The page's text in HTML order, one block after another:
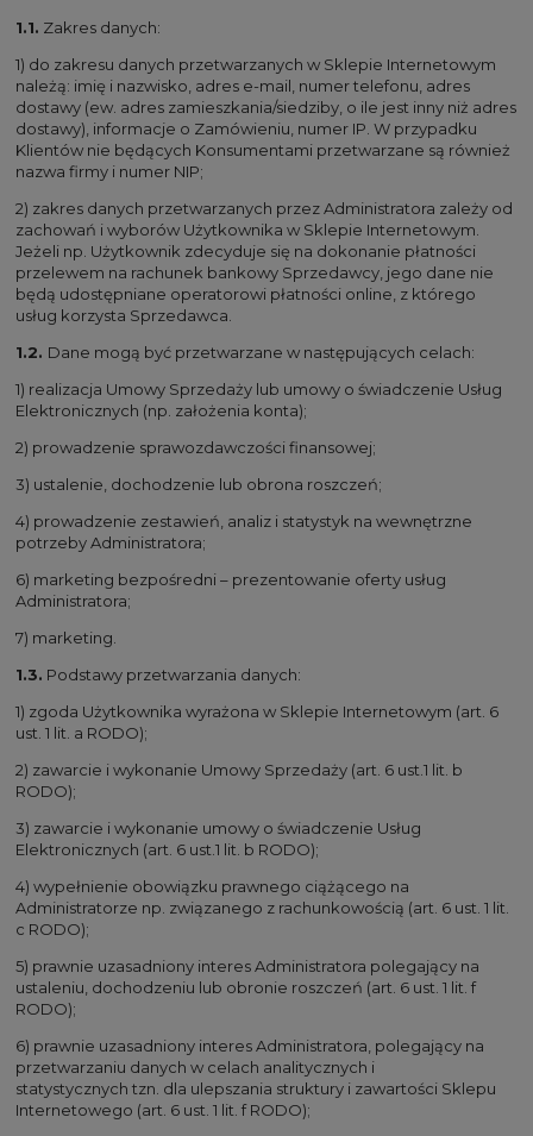
1.1. Zakres danych:
1) do zakresu danych przetwarzanych w Sklepie Internetowym
należą: imię i nazwisko, adres e-mail, numer telefonu, adres
dostawy (ew. adres zamieszkania/siedziby, o ile jest inny niż adres
dostawy), informacje o Zamówieniu, numer IP. W przypadku
Klientów nie będących Konsumentami przetwarzane są również
nazwa firmy i numer NIP;
2) zakres danych przetwarzanych przez Administratora zależy od
zachowań i wyborów Użytkownika w Sklepie Internetowym.
Jeżeli np. Użytkownik zdecyduje się na dokonanie płatności
przelewem na rachunek bankowy Sprzedawcy, jego dane nie
będą udostępniane operatorowi płatności online, z którego
usług korzysta Sprzedawca.
1.2. Dane mogą być przetwarzane w następujących celach:
1) realizacja Umowy Sprzedaży lub umowy o świadczenie Usług
Elektronicznych (np. założenia konta);
2) prowadzenie sprawozdawczości finansowej;
3) ustalenie, dochodzenie lub obrona roszczeń;
4) prowadzenie zestawień, analiz i statystyk na wewnętrzne
potrzeby Administratora;
6) marketing bezpośredni – prezentowanie oferty usług
Administratora;
7) marketing.
1.3. Podstawy przetwarzania danych:
1) zgoda Użytkownika wyrażona w Sklepie Internetowym (art. 6
ust. 1 lit. a RODO);
2) zawarcie i wykonanie Umowy Sprzedaży (art. 6 ust.1 lit. b
RODO);
3) zawarcie i wykonanie umowy o świadczenie Usług
Elektronicznych (art. 6 ust.1 lit. b RODO);
4) wypełnienie obowiązku prawnego ciążącego na
Administratorze np. związanego z rachunkowością (art. 6 ust. 1 lit.
c RODO);
5) prawnie uzasadniony interes Administratora polegający na
ustaleniu, dochodzeniu lub obronie roszczeń (art. 6 ust. 1 lit. f
RODO);
6) prawnie uzasadniony interes Administratora, polegający na
przetwarzaniu danych w celach analitycznych i
statystycznych tzn. dla ulepszania struktury i zawartości Sklepu
Internetowego (art. 6 ust. 1 lit. f RODO);